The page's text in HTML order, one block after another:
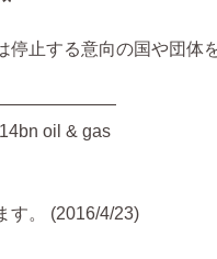
止する意向の国や団体
oil & gas
す。 (2016/4/23)